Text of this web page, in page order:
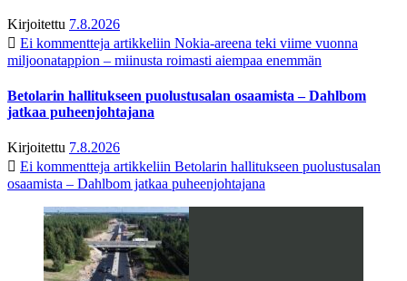
Kirjoitettu 7.8.2026
Ei kommentteja artikkeliin Nokia-areena teki viime vuonna
miljoonatappion – miinusta roimasti aiempaa enemmän
Betolarin hallitukseen puolustusalan osaamista – Dahlbom
jatkaa puheenjohtajana
Kirjoitettu 7.8.2026
Ei kommentteja artikkeliin Betolarin hallitukseen puolustusalan
osaamista – Dahlbom jatkaa puheenjohtajana